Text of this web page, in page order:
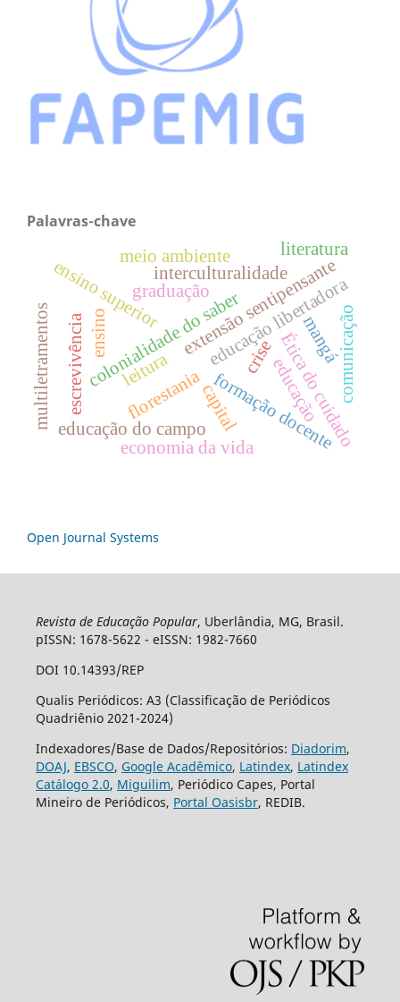
Palavras-chave
extensão sentipensante
colonialidade do sabereducação libertadora
florestania Ética do cuidado
educação do campo
interculturalidade
formação docente
ensino superior
economia da vida
crise
capital
meio ambiente
multiletramentos ensino
graduação
escrevivência
literatura
educação comunicação
mangá
leitura
Open Journal Systems
Revista de Educação Popular, Uberlândia, MG, Brasil.
pISSN: 1678-5622 - eISSN: 1982-7660
DOI 10.14393/REP
Qualis Periódicos: A3 (Classificação de Periódicos
Quadriênio 2021-2024)
Indexadores/Base de Dados/Repositórios: Diadorim,
DOAJ, EBSCO, Google Acadêmico, Latindex, Latindex
Catálogo 2.0, Miguilim, Periódico Capes, Portal
Mineiro de Periódicos, Portal Oasisbr, REDIB.